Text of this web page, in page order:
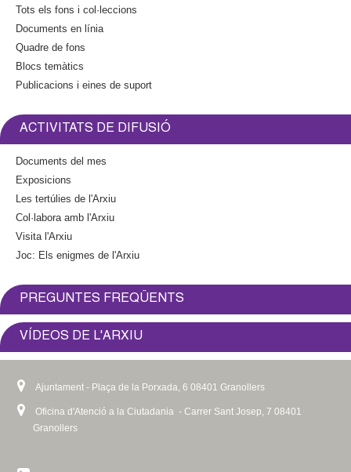
Tots els fons i col·leccions
Documents en línia
Quadre de fons
Blocs temàtics
Publicacions i eines de suport
ACTIVITATS DE DIFUSIÓ
Documents del mes
Exposicions
Les tertúlies de l'Arxiu
Col·labora amb l'Arxiu
Visita l'Arxiu
Joc: Els enigmes de l'Arxiu
PREGUNTES FREQÜENTS
VÍDEOS DE L'ARXIU
Ajuntament - Plaça de la Porxada, 6 08401 Granollers
Oficina d'Atenció a la Ciutadania - Carrer Sant Josep, 7 08401
Granollers